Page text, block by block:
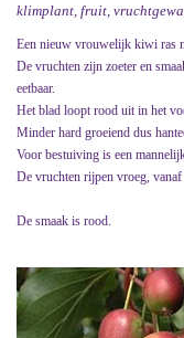
klimplant, fruit,
Een nieuw vrouwelijk kiwi ras
De vruchten zijn zoeter en
eetbaar.
Het blad loopt rood uit in het
Minder hard groeiend dus
Voor bestuiving is een
De vruchten rijpen vroeg, vanaf
De smaak is rood.